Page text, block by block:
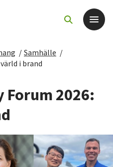
/ Samhälle /
i brand
Forum 2026: